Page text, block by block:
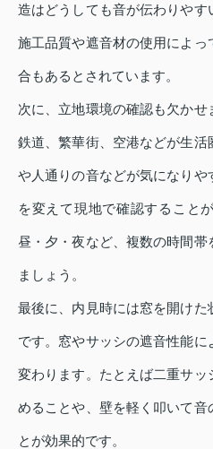
造はどうしても音が伝わりやす
施工品質や遮音材の使用によ
合もあるとされています。
次に、立地環境の確認も欠か
鉄道、繁華街、空港などが生
や人通りの音などが気になり
を変えて現地で確認すること
昼・夕・夜など、複数の時間
ましょう。
最後に、内見時には窓を開け
です。窓やサッシの遮音性能に
変わります。たとえば二重サ
めることや、壁を軽く叩いて音
とが効果的です。